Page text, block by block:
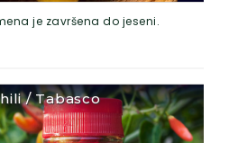
je završena do jeseni.
/ Tabasco